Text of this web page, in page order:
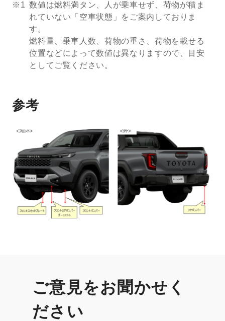
※1 数値は燃料満タン、人が乗車せず、荷物が積ま
れていない「空車状態」をご案内しておりま
す。
燃料量、乗車人数、荷物の重さ、荷物を載せる
位置などによって数値は異なりますので、目安
としてご覧ください。
参考
ご意見をお聞かせく
ださい